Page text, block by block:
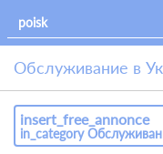
Обслуживание в
insert_free_annonce
in_category